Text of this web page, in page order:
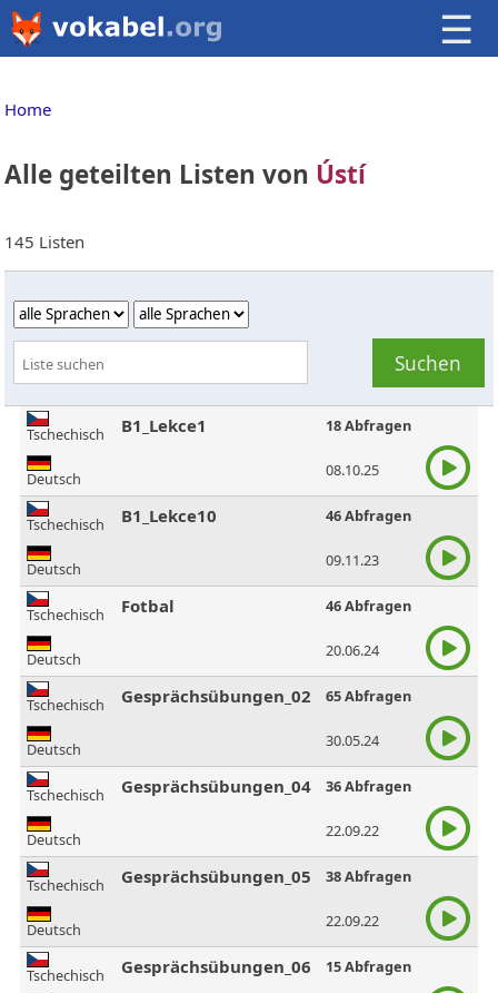
☰
Home
Alle geteilten Listen von Ústí
145 Listen
Tschechisch B1_Lekce1 18 Abfragen
Deutsch 08.10.25
Tschechisch B1_Lekce10 46 Abfragen
Deutsch 09.11.23
Tschechisch Fotbal 46 Abfragen
Deutsch 20.06.24
Tschechisch Gesprächsübungen_02 65 Abfragen
Deutsch 30.05.24
Tschechisch Gesprächsübungen_04 36 Abfragen
Deutsch 22.09.22
Tschechisch Gesprächsübungen_05 38 Abfragen
Deutsch 22.09.22
Tschechisch Gesprächsübungen_06 15 Abfragen